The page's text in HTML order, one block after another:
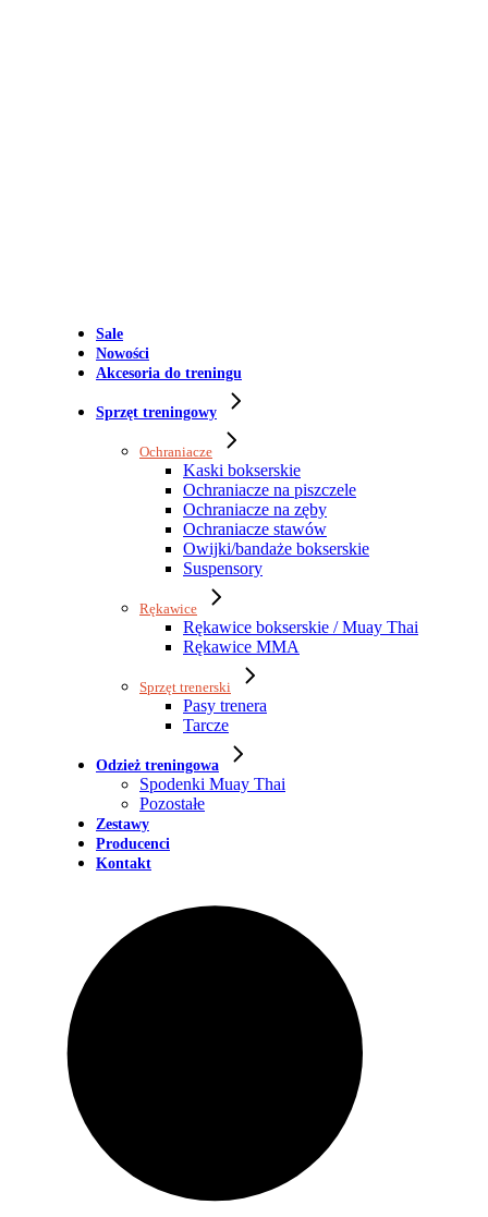
Sale
Nowości
Akcesoria do treningu
Sprzęt treningowy
Ochraniacze
Kaski bokserskie
Ochraniacze na piszczele
Ochraniacze na zęby
Ochraniacze stawów
Owijki/bandaże bokserskie
Suspensory
Rękawice
Rękawice bokserskie / Muay Thai
Rękawice MMA
Sprzęt trenerski
Pasy trenera
Tarcze
Odzież treningowa
Spodenki Muay Thai
Pozostałe
Zestawy
Producenci
Kontakt